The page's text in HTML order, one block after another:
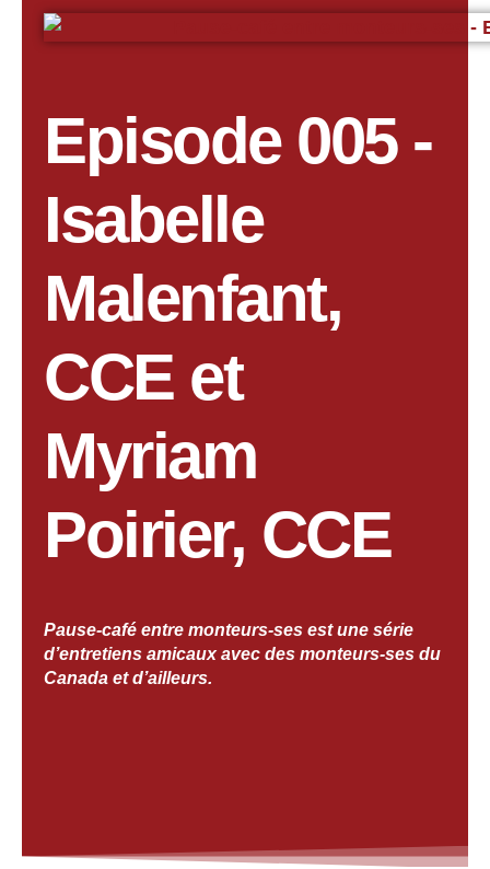
Episode 005 -
Isabelle
Malenfant,
CCE et
Myriam
Poirier, CCE
Pause-café entre monteurs-ses est une série
d’entretiens amicaux avec des monteurs-ses du
Canada et d’ailleurs.